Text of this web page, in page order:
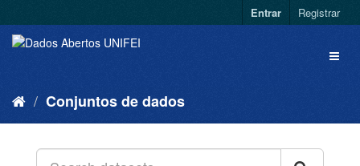
Entrar Registrar
Conjuntos de dados